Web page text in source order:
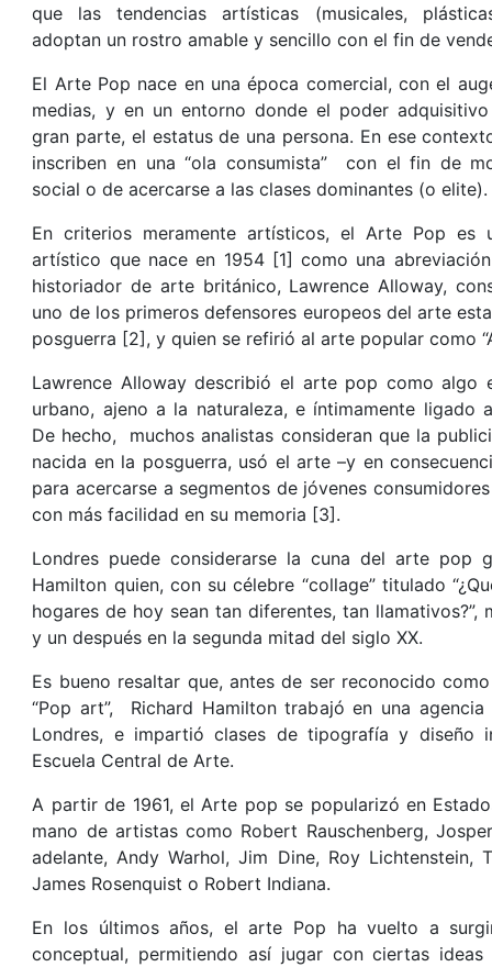
que las tendencias artísticas (musicales,
adoptan un rostro amable y sencillo con el fin de
El Arte Pop nace en una época comercial, con el
medias, y en un entorno donde el poder
gran parte, el estatus de una persona. En ese
inscriben en una “ola consumista” con el fin de
social o de acercarse a las clases dominantes (o elite).
En criterios meramente artísticos, el Arte Pop es
artístico que nace en 1954 [1] como una
historiador de arte británico, Lawrence Alloway,
uno de los primeros defensores europeos del arte
posguerra [2], y quien se refirió al arte popular como
Lawrence Alloway describió el arte pop como algo
urbano, ajeno a la naturaleza, e íntimamente ligado
De hecho, muchos analistas consideran que la
nacida en la posguerra, usó el arte –y en
para acercarse a segmentos de jóvenes
con más facilidad en su memoria [3].
Londres puede considerarse la cuna del arte pop
Hamilton quien, con su célebre “collage” titulado
hogares de hoy sean tan diferentes, tan llamativos?”,
y un después en la segunda mitad del siglo XX.
Es bueno resaltar que, antes de ser reconocido
“Pop art”, Richard Hamilton trabajó en una
Londres, e impartió clases de tipografía y diseño
Escuela Central de Arte.
A partir de 1961, el Arte pop se popularizó en
mano de artistas como Robert Rauschenberg,
adelante, Andy Warhol, Jim Dine, Roy Lichtenstein,
James Rosenquist o Robert Indiana.
En los últimos años, el arte Pop ha vuelto a
conceptual, permitiendo así jugar con ciertas